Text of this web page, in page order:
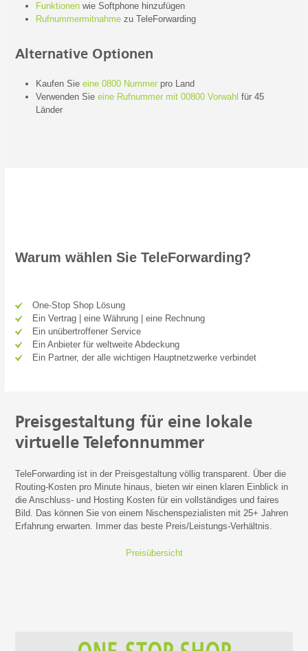
Funktionen wie Softphone hinzufügen
Rufnummermitnahme zu TeleForwarding
Alternative Optionen
Kaufen Sieeine 0800 Nummer pro Land
Verwenden Sieeine Rufnummer mit 00800 Vorwahl für 45
Länder
Warum wählen Sie TeleForwarding?
One-Stop Shop Lösung
Ein Vertrag | eine Währung | eine Rechnung
Ein unübertroffener Service
Ein Anbieter für weltweite Abdeckung
Ein Partner, der alle wichtigen Hauptnetzwerke verbindet
Preisgestaltung für eine lokale
virtuelle Telefonnummer
TeleForwarding ist in der Preisgestaltung völlig transparent. Über die
Routing-Kosten pro Minute hinaus, bieten wir einen klaren Einblick in
die Anschluss- und Hosting Kosten für ein vollständiges und faires
Bild. Das können Sie von einem Nischenspezialisten mit 25+ Jahren
Erfahrung erwarten. Immer das beste Preis/Leistungs-Verhältnis.
Preisübersicht